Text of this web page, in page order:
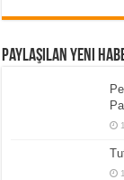
Paylaşılan Yeni